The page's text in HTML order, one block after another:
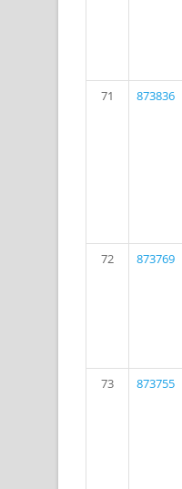
71
873836
72
873769
73
873755